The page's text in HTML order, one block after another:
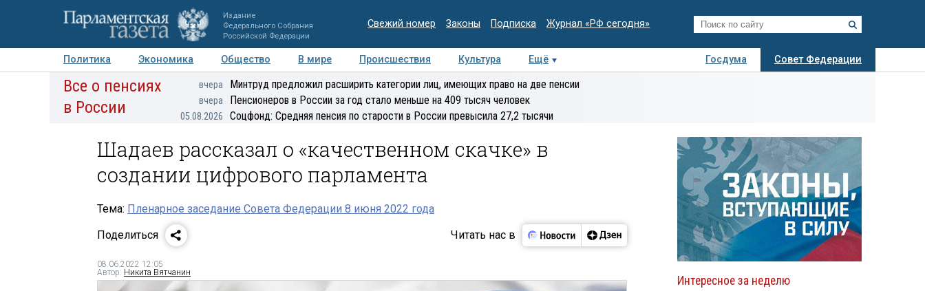
Издание
Федерального Собрания
Российской Федерации
Свежий номер Законы Подписка Журнал «РФ сегодня»
Политика Экономика Общество В мире Происшествия Культура Ещё Госдума
Совет Федерации
Авторы Персоны Мнения Регионы Медиацентр Интервью Колумнисты
Деловая
Все о пенсиях
в России
вчера Минтруд предложил расширить категории лиц, имеющих право на две пенсии
вчера Пенсионеров в России за год стало меньше на 409 тысяч человек
05.08.2026 Соцфонд: Средняя пенсия по старости в России превысила 27,2 тысячи
Шадаев рассказал о «качественном скачке» в
создании цифрового парламента
Тема: Пленарное заседание Совета Федерации 8 июня 2022 года
Поделиться
Читать нас в
08.06.2022 12:05
Автор: Никита Вятчанин
Интересное за неделю